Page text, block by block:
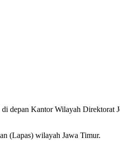
depan Kantor Wilayah Direktorat
(Lapas) wilayah Jawa Timur.